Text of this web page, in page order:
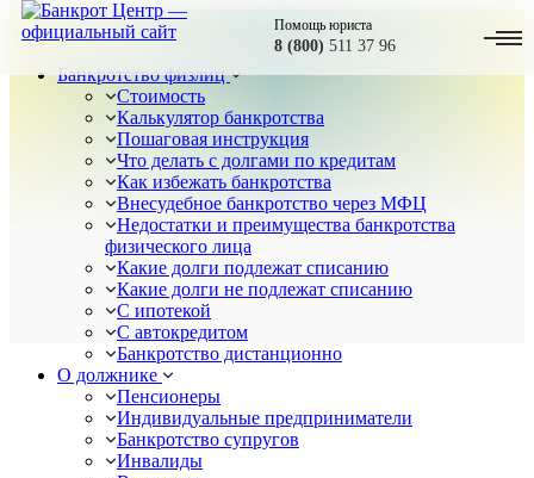
Помощь юриста
8 (800) 511 37 96
Банкротство физлиц
Стоимость
Калькулятор банкротства
Пошаговая инструкция
Что делать с долгами по кредитам
Как избежать банкротства
Внесудебное банкротство через МФЦ
Недостатки и преимущества банкротства
физического лица
Какие долги подлежат списанию
Какие долги не подлежат списанию
С ипотекой
С автокредитом
Банкротство дистанционно
О должнике
Пенсионеры
Индивидуальные предприниматели
Банкротство супругов
Инвалиды